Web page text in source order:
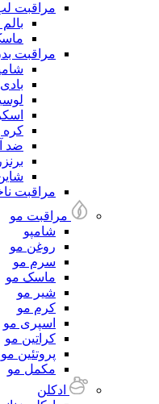
مراقبت
مراقبت
کره
ضد
برنزر
مراقبت
مراقبت مو
شامپو
روغن مو
سرم مو
ماسک مو
شیر مو
کرم مو
اسپری مو
کراتین مو
پروتئین مو
مکمل مو
ادکلن